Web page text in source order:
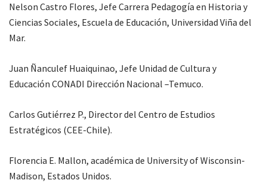
Nelson Castro Flores, Jefe Carrera Pedagogía en Historia y
Ciencias Sociales, Escuela de Educación, Universidad Viña del
Mar.
Juan Ñanculef Huaiquinao, Jefe Unidad de Cultura y
Educación CONADI Dirección Nacional –Temuco.
Carlos Gutiérrez P., Director del Centro de Estudios
Estratégicos (CEE-Chile).
Florencia E. Mallon, académica de University of Wisconsin-
Madison, Estados Unidos.